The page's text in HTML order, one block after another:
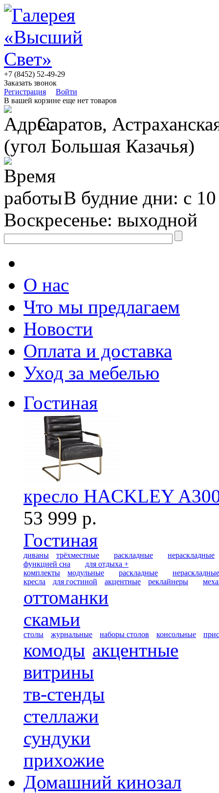
+7 (8452) 52-49-29
Заказать звонок
Регистрация
Войти
В вашей корзине еще нет товаров
Саратов,
(угол Большая Казачья)
В будние дни: с
Воскресенье: выходной
О нас
Что мы предлагаем
Новости
Оплата и доставка
Уход за мебелью
Гостиная
кресло HACKLEY
53 999 р.
Гостиная
диваны трёхместные раскладные
нераскладные
функцией сна
для отдыха +
комплекты
модульные раскладные
нераскладные
кресла
для гостиной акцентные реклайнеры
оттоманки
скамьи
столы журнальные наборы столов консольные
комоды акцентные
витрины
тв-стенды
стеллажи
сундуки
прихожие
Домашний кинозал